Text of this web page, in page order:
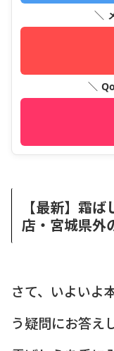
＼
＼
【最新】霜
店・宮城県外
さて、いよいよ
う疑問にお答え